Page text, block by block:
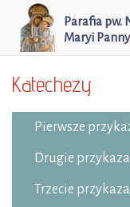
Parafia pw.
Maryi
Katechezy
Pierwsze
Drugie
Trzecie